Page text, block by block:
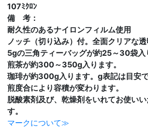
107ﾐｸﾛﾝ
備 考：
耐久性のあるナイロンフィルム使用
ノッチ（切り込み）付。全面クリアな透
5gの三角ティーバッグが約25～30袋入
煎茶が約300～350g入ります。
珈琲が約300g入ります。g表記は目安
煎度合により容積が変わります。
脱酸素剤及び、乾燥剤をいれてお使い
す。
マークについて≫